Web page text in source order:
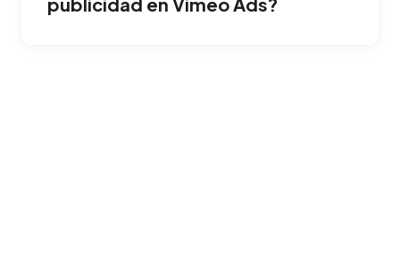
exclusivamente al mercado de San Francisco